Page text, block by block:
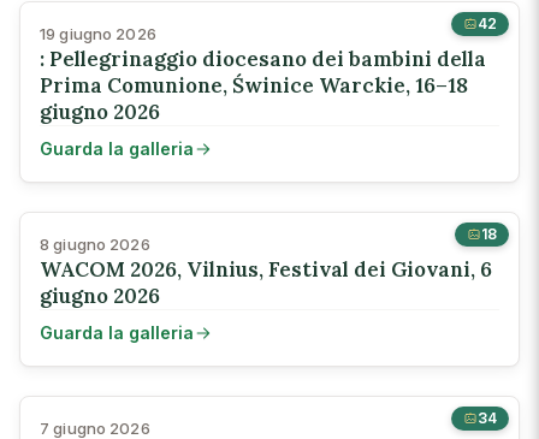
42
19 giugno 2026
: Pellegrinaggio diocesano dei bambini della
Prima Comunione, Świnice Warckie, 16–18
giugno 2026
Guarda la galleria
18
8 giugno 2026
WACOM 2026, Vilnius, Festival dei Giovani, 6
giugno 2026
Guarda la galleria
34
7 giugno 2026